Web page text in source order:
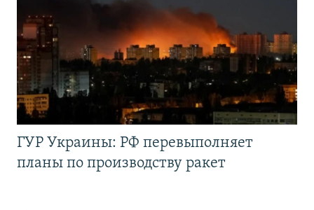
ГУР Украины: РФ перевыполняет
планы по производству ракет